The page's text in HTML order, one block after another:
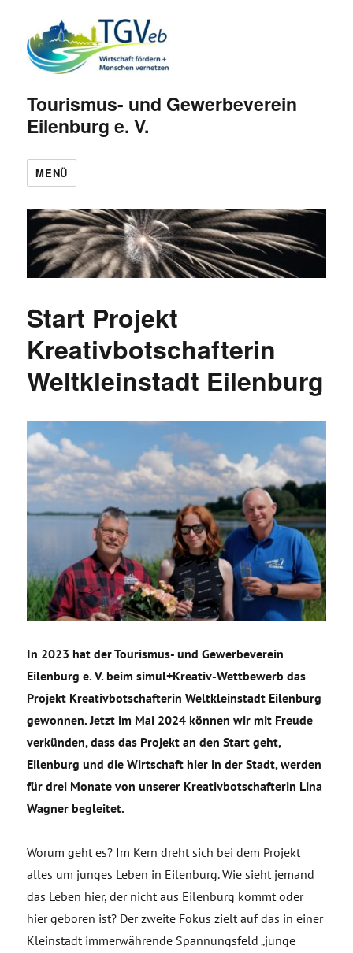
Tourismus- und Gewerbeverein
Eilenburg e. V.
MENÜ
Start Projekt
Kreativbotschafterin
Weltkleinstadt Eilenburg
In 2023 hat der Tourismus- und Gewerbeverein
Eilenburg e. V. beim simul+Kreativ-Wettbewerb das
Projekt Kreativbotschafterin Weltkleinstadt Eilenburg
gewonnen. Jetzt im Mai 2024 können wir mit Freude
verkünden, dass das Projekt an den Start geht,
Eilenburg und die Wirtschaft hier in der Stadt, werden
für drei Monate von unserer Kreativbotschafterin Lina
Wagner begleitet.
Worum geht es? Im Kern dreht sich bei dem Projekt
alles um junges Leben in Eilenburg. Wie sieht jemand
das Leben hier, der nicht aus Eilenburg kommt oder
hier geboren ist? Der zweite Fokus zielt auf das in einer
Kleinstadt immerwährende Spannungsfeld „junge